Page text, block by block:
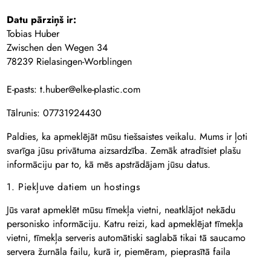
Datu pārziņš ir:
Tobias Huber
Zwischen den Wegen 34
78239 Rielasingen-Worblingen
E-pasts: t.huber@elke-plastic.com
Tālrunis: 07731924430
Paldies, ka apmeklējāt mūsu tiešsaistes veikalu. Mums ir ļoti
svarīga jūsu privātuma aizsardzība. Zemāk atradīsiet plašu
informāciju par to, kā mēs apstrādājam jūsu datus.
1. Piekļuve datiem un hostings
Jūs varat apmeklēt mūsu tīmekļa vietni, neatklājot nekādu
personisko informāciju. Katru reizi, kad apmeklējat tīmekļa
vietni, tīmekļa serveris automātiski saglabā tikai tā saucamo
servera žurnāla failu, kurā ir, piemēram, pieprasītā faila